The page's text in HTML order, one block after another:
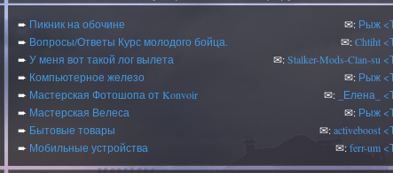
➨ Пикник на обочине ✉: Рыж
➨ Вопросы/Ответы Курс молодого бойца. ✉:Chtiht
➨ У меня вот такой лог вылета ✉:Stalker-Mods-Clan-su
➨ Компьютерное железо ✉: Рыж
➨ Мастерская Фотошопа от Konvoir ✉: _Елена_
➨ Мастерская Велеса ✉: Рыж
➨ Бытовые товары ✉:activeboost
➨ Мобильные устройства ✉:ferr-um